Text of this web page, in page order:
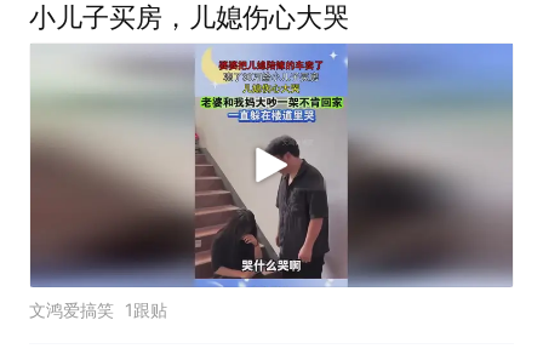
小儿子买房，儿媳伤心大哭
文鸿爱搞笑 1跟贴